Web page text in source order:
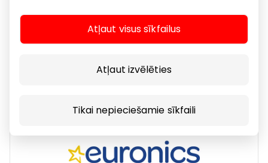
Atļaut visus sīkfailus
Atļaut izvēlēties
Tikai nepieciešamie sīkfaili